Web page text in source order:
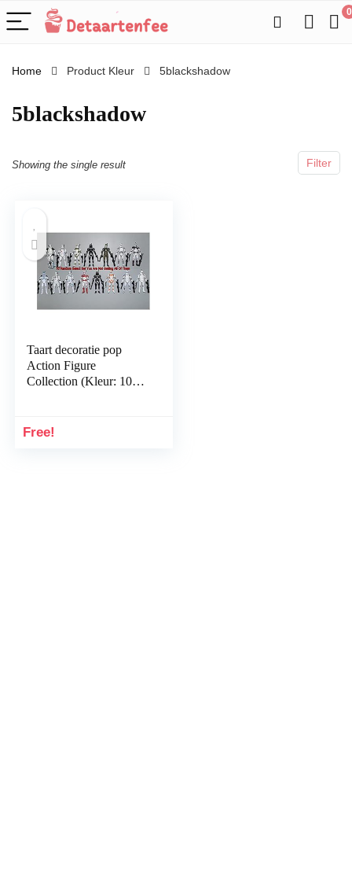
0
Home Product Kleur 5blackshadow
5blackshadow
Filter
Showing the single result
Taart decoratie pop
Action Figure
Collection (Kleur: 10
Free!